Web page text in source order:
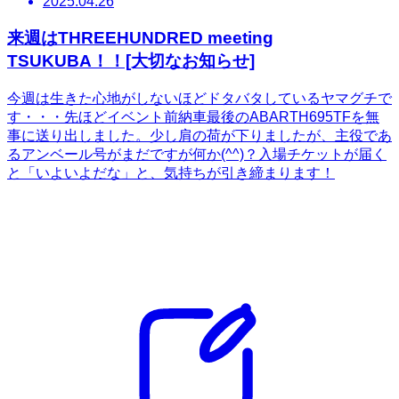
来週はTHREEHUNDRED meeting
TSUKUBA！！[大切なお知らせ]
今週は生きた心地がしないほどドタバタしているヤマグチで
す・・・先ほどイベント前納車最後のABARTH695TFを無
事に送り出しました。少し肩の荷が下りましたが、主役であ
るアンベール号がまだですが何か(^^)？入場チケットが届く
と「いよいよだな」と、気持ちが引き締まります！